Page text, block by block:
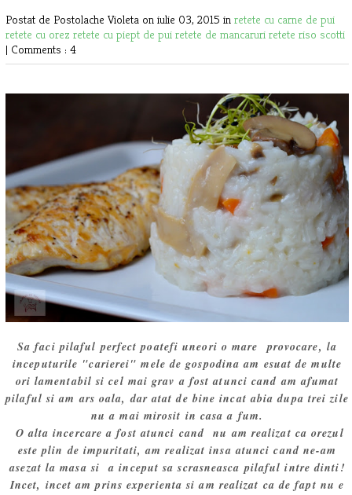
Postat de Postolache Violeta on iulie 03, 2015 in retete cu carne de pui
retete cu orez retete cu piept de pui retete de mancaruri retete riso scotti
| Comments : 4
Sa faci pilaful perfect poatefi uneori o mare provocare, la
inceputurile "carierei" mele de gospodina am esuat de multe
ori lamentabil si cel mai grav a fost atunci cand am afumat
pilaful si am ars oala, dar atat de bine incat abia dupa trei zile
nu a mai mirosit in casa a fum.
O alta incercare a fost atunci cand nu am realizat ca orezul
este plin de impuritati, am realizat insa atunci cand ne-am
asezat la masa si a inceput sa scrasneasca pilaful intre dinti!
Incet, incet am prins experienta si am realizat ca de fapt nu e